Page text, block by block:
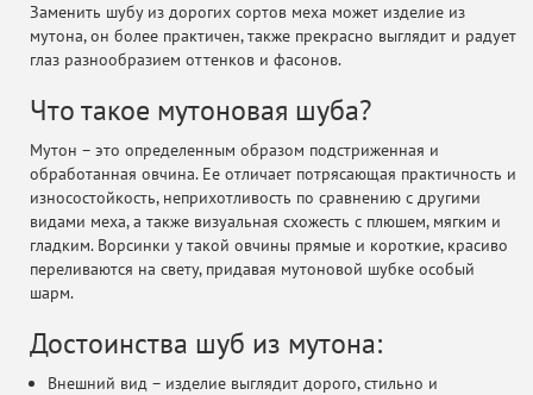
Заменить шубу из дорогих сортов меха может изделие из
мутона, он более практичен, также прекрасно выглядит и радует
глаз разнообразием оттенков и фасонов.
Что такое мутоновая шуба?
Мутон – это определенным образом подстриженная и
обработанная овчина. Ее отличает потрясающая практичность и
износостойкость, неприхотливость по сравнению с другими
видами меха, а также визуальная схожесть с плюшем, мягким и
гладким. Ворсинки у такой овчины прямые и короткие, красиво
переливаются на свету, придавая мутоновой шубке особый
шарм.
Достоинства шуб из мутона:
Внешний вид – изделие выглядит дорого, стильно и